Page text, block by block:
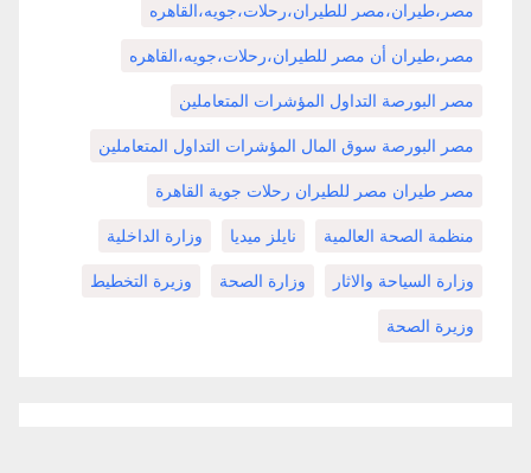
مصر،طيران،مصر للطيران،رحلات،جويه،القاهره
مصر،طيران أن مصر للطيران،رحلات،جويه،القاهره
مصر البورصة التداول المؤشرات المتعاملين
مصر البورصة سوق المال المؤشرات التداول المتعاملين
مصر طيران مصر للطيران رحلات جوية القاهرة
منظمة الصحة العالمية نايلز ميديا وزارة الداخلية
وزارة السياحة والاثار وزارة الصحة وزيرة التخطيط
وزيرة الصحة